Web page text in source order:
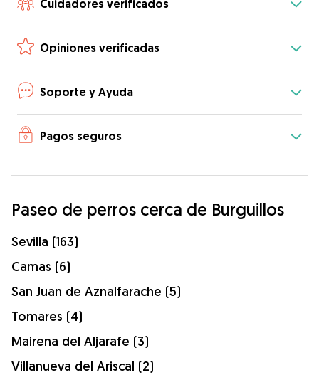
Cuidadores verificados
Opiniones verificadas
Soporte y Ayuda
Pagos seguros
Paseo de perros cerca de Burguillos
Sevilla (163)
Camas (6)
San Juan de Aznalfarache (5)
Tomares (4)
Mairena del Aljarafe (3)
Villanueva del Ariscal (2)